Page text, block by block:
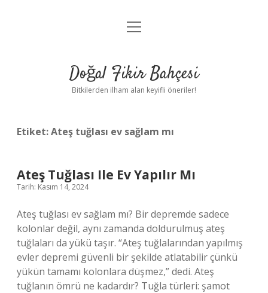
Anasayfa
Yasal Uyarı
menüyü
Doğal Fikir Bahçesi
Bitkilerden ilham alan keyifli öneriler!
Etiket:Ateş tuğlası ev sağlam mı
Ateş Tuğlası Ile Ev Yapılır Mı
Tarih: Kasım 14, 2024
Ateş tuğlası ev sağlam mı? Bir depremde sadece
kolonlar değil, aynı zamanda doldurulmuş ateş
tuğlaları da yükü taşır. “Ateş tuğlalarından yapılmış
evler depremi güvenli bir şekilde atlatabilir çünkü
yükün tamamı kolonlara düşmez,” dedi. Ateş
tuğlanın ömrü ne kadardır? Tuğla türleri: şamot